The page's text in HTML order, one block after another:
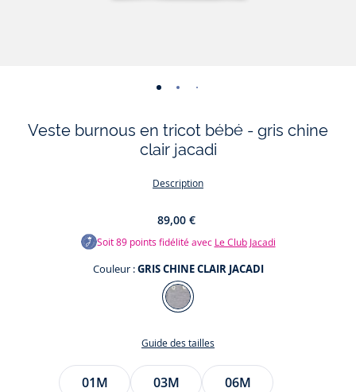
-
01 02 03 04 05 06
Veste burnous en tricot bébé - gris chine
clair jacadi
Description
89,00 €
Soit89points fidélité avec Le Club Jacadi
Couleur :GRIS CHINE CLAIR JACADI
Couleur
GRIS
CLAIR
JACADI
Guide des tailles
Taille
01M 03M
06M